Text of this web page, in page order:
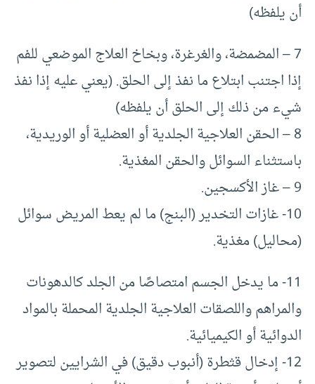
أن يلفظه)
7 – المضمضة، والغرغرة، وبخاخ العلاج الموضعي للفم
إذا اجتنب ابتلاع ما نفذ إلى الحلق. (يعني عليه إذا نفذ
شيء من ذلك إلى الحلق أن يلفظه)
8 – الحقن العلاجية الجلدية أو العضلية أو الوريدية،
باستثناء السوائل والحقن المغذية.
9 – غاز الأكسجين.
10- غازات التخدير (البنج) ما لم يعط المريض سوائل
(محاليل) مغذية.
11- ما يدخل الجسم امتصاصًا من الجلد كالدهونات
والمراهم واللصقات العلاجية الجلدية المحملة بالمواد
الدوائية أو الكيميائية.
12- إدخال قثطرة (أنبوب دقيق) في الشرايين لتصوير